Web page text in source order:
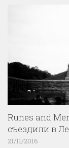
Runes and
съездили в
21/11/2016